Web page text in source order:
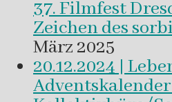
37. Filmfest
Zeichen des
März 2025
20.12.2024 |